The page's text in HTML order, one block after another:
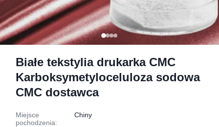
Białe tekstylia drukarka CMC
Karboksymetyloceluloza sodowa
CMC dostawca
Miejsce
pochodzenia:
Chiny